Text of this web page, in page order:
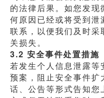
的法律后果。如您发
何原因已经或将受到
联系，以便我们及时采
关损失。
3.2 安全事件处置措施
若发生个人信息泄露等
预案，阻止安全事件
话、公告等形式告知您